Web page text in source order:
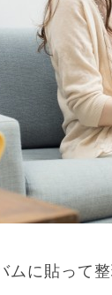
ムに貼って